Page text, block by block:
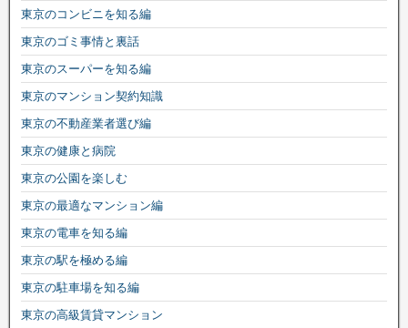
東京のコンビニを知る編
東京のゴミ事情と裏話
東京のスーパーを知る編
東京のマンション契約知識
東京の不動産業者選び編
東京の健康と病院
東京の公園を楽しむ
東京の最適なマンション編
東京の電車を知る編
東京の駅を極める編
東京の駐車場を知る編
東京の高級賃貸マンション